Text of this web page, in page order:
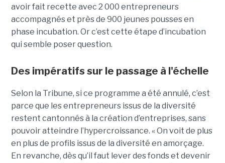
avoir fait recette avec 2 000 entrepreneurs
accompagnés et près de 900 jeunes pousses en
phase incubation. Or c’est cette étape d’incubation
qui semble poser question.
Des impératifs sur le passage à l'échelle
Selon la Tribune, si ce programme a été annulé, c’est
parce que les entre­pre­neurs issus de la diver­sité
restent cantonnés à la créa­tion d’entre­prises, sans
pouvoir atteindre l’hyper­crois­sance. « On voit de plus
en plus de pro­fils issus de la diver­sité en amorçage.
En revanche, dès qu’il faut lever des fonds et deve­nir